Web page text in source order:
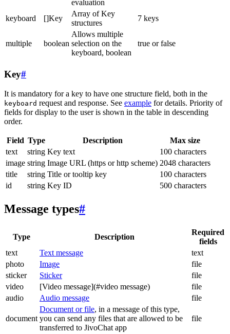
evaluation
keyboard []Key
Array of Key
structures
7 keys
multiple boolean
Allows multiple
selection on the
keyboard, boolean
true or false
Key#
It is mandatory for a key to have one structure field, both in the
keyboard request and response. See example for details. Priority of
fields for display to the user is shown in the table in descending
order.
Field Type Description
Max size
text
string Key text
100 characters
image string Image URL (https or http scheme) 2048 characters
title
string Title or tooltip key
100 characters
id
string Key ID 500 characters
Message types#
Type Description
Required
fields
text
Text message
text
photo
Image
file
sticker
Sticker
file
video
[Video message](#video message)
file
audio
Audio message file
document
Document or file, in a message of this type,
you can send any files that are allowed to be
transferred to JivoChat app
file